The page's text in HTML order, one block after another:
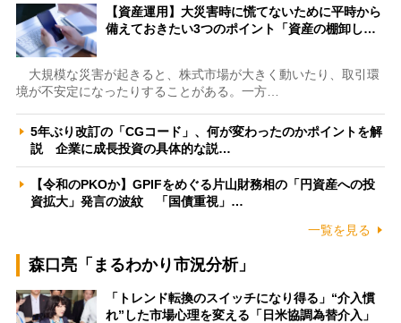
【資産運用】大災害時に慌てないために平時から
備えておきたい3つのポイント「資産の棚卸し…
大規模な災害が起きると、株式市場が大きく動いたり、取引環
境が不安定になったりすることがある。一方…
5年ぶり改訂の「CGコード」、何が変わったのかポイントを解
説 企業に成長投資の具体的な説…
【令和のPKOか】GPIFをめぐる片山財務相の「円資産への投
資拡大」発言の波紋 「国債重視」…
一覧を見る
森口亮「まるわかり市況分析」
「トレンド転換のスイッチになり得る」“介入慣
れ”した市場心理を変える「日米協調為替介入」